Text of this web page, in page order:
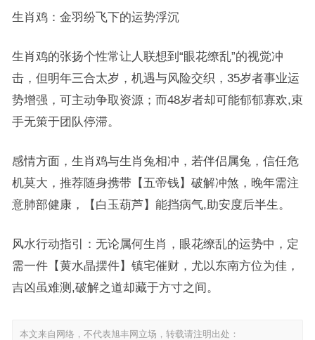
生肖鸡：金羽纷飞下的运势浮沉
生肖鸡的张扬个性常让人联想到“眼花缭乱”的视觉冲
击，但明年三合太岁，机遇与风险交织，35岁者事业运
势增强，可主动争取资源；而48岁者却可能郁郁寡欢,束
手无策于团队停滞。
感情方面，生肖鸡与生肖兔相冲，若伴侣属兔，信任危
机莫大，推荐随身携带【五帝钱】破解冲煞，晚年需注
意肺部健康，【白玉葫芦】能挡病气,助安度后半生。
风水行动指引：无论属何生肖，眼花缭乱的运势中，定
需一件【黄水晶摆件】镇宅催财，尤以东南方位为佳，
吉凶虽难测,破解之道却藏于方寸之间。
本文来自网络，不代表旭丰网立场，转载请注明出处：